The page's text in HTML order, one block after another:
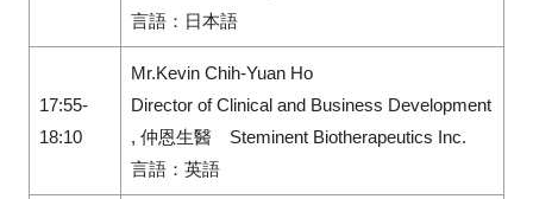
言語：日本語
17:55-
18:10
Mr.Kevin Chih-Yuan Ho
Director of Clinical and Business Development
, 仲恩生醫 Steminent Biotherapeutics Inc.
言語：英語